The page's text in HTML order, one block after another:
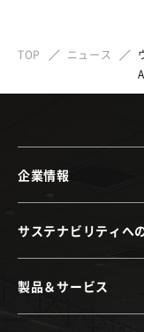
TOP ニュース
企業情報
サステナビリティへ
製品＆サービス